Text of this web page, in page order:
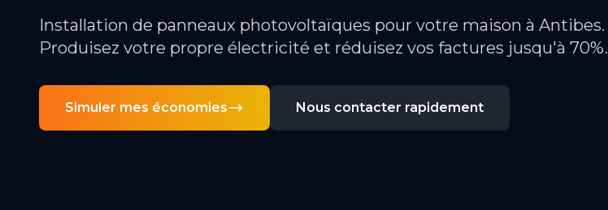
Installation de panneaux photovoltaïques pour votre maison à Antibes.
Produisez votre propre électricité et réduisez vos factures jusqu'à 70%.
Simuler mes économies Nous contacter rapidement